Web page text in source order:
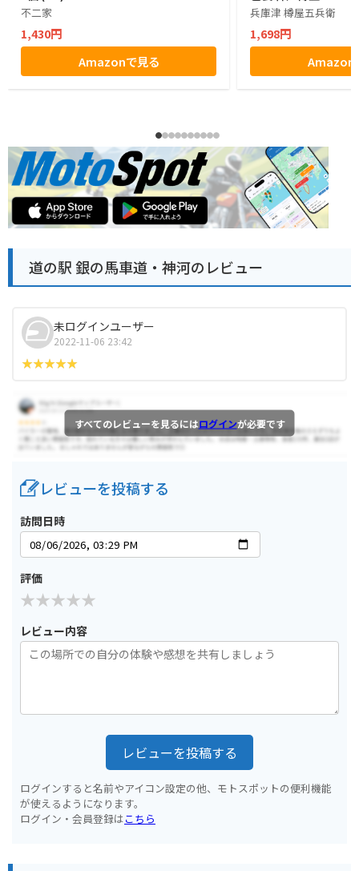
不二家
1,430円
Amazonで見る
兵庫津 樽屋五兵衛
1,698円
Amazon
道の駅 銀の馬車道・神河のレビュー
未ログインユーザー
2022-11-06 23:42
すべてのレビューを見るにはログインが必要です
レビューを投稿する
訪問日時
評価
レビュー内容
レビューを投稿する
ログインすると名前やアイコン設定の他、モトスポットの便利機能
が使えるようになります。
ログイン・会員登録はこちら